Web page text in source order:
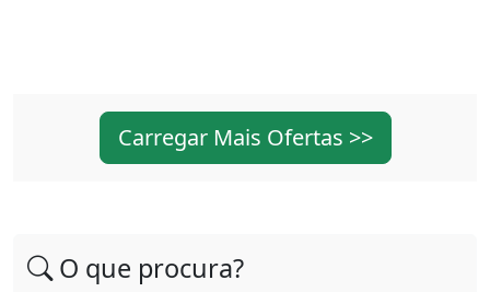
Carregar Mais Ofertas >>
O que procura?